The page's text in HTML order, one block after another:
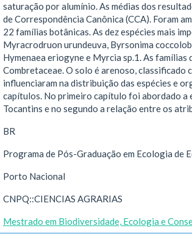
saturação por alumínio. As médias dos
de Correspondência Canônica (CCA). Foram
22 famílias botânicas. As dez espécies mais
Myracrodruon urundeuva, Byrsonima
Hymenaea eriogyne e Myrcia sp.1. As
Combretaceae. O solo é arenoso,
influenciaram na distribuição das espécies e
capítulos. No primeiro capítulo foi abordado
Tocantins e no segundo a relação entre os
BR
Programa de Pós-Graduação em Ecologia de
Porto Nacional
CNPQ::CIENCIAS AGRARIAS
Mestrado em Biodiversidade, Ecologia e